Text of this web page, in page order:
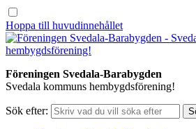
Hoppa till huvudinnehållet
Föreningen Svedala-Barabygden
Svedala kommuns hembygdsförening!
Sök efter: